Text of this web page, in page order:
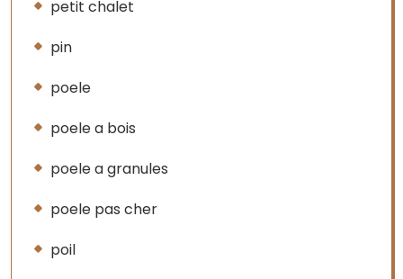
petit chalet
pin
poele
poele a bois
poele a granules
poele pas cher
poil